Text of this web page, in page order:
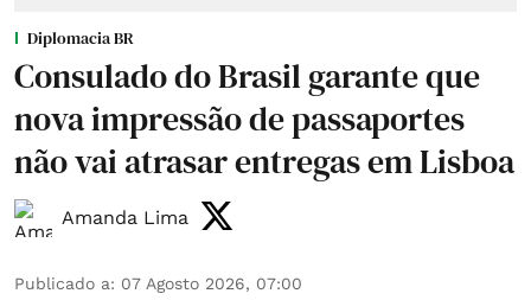
Diplomacia BR
Consulado do Brasil garante que
nova impressão de passaportes
não vai atrasar entregas em Lisboa
Amanda Lima
Publicado a: 07 Agosto 2026, 07:00